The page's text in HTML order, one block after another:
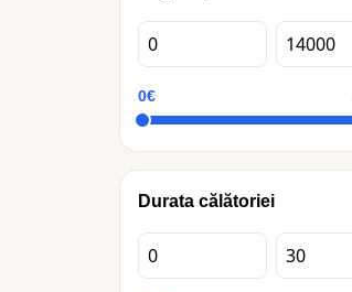
0€
Durata călătoriei